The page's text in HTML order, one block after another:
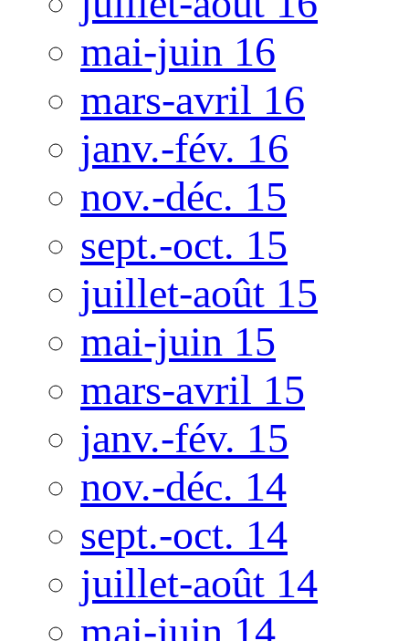
mai-juin 16
mars-avril 16
janv.-fév. 16
nov.-déc. 15
sept.-oct. 15
juillet-août 15
mai-juin 15
mars-avril 15
janv.-fév. 15
nov.-déc. 14
sept.-oct. 14
juillet-août 14
mai-juin 14